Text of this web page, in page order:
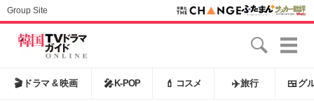
Group Site
🎬 ドラマ & 映画 🎤 K-POP 💄 コスメ ✈️旅行 🍱 グ